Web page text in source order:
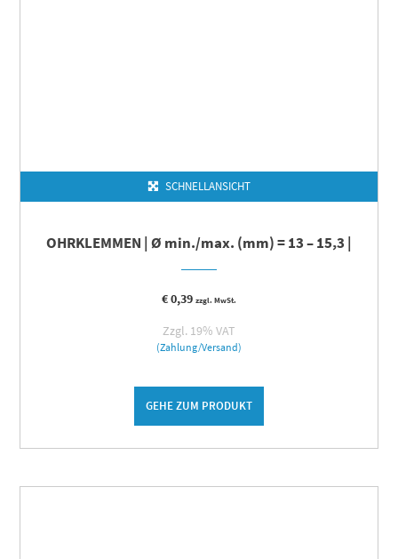
SCHNELLANSICHT
OHRKLEMMEN | Ø min./max. (mm) = 13 – 15,3 |
€0,39 zzgl. MwSt.
Zzgl. 19% VAT
(Zahlung/Versand)
GEHE ZUM PRODUKT